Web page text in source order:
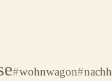
wohnwagon